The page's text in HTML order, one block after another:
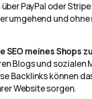
PayPal oder
umgehend und
meines Shops
Blogs und sozialen
Backlinks können
Website sorgen.